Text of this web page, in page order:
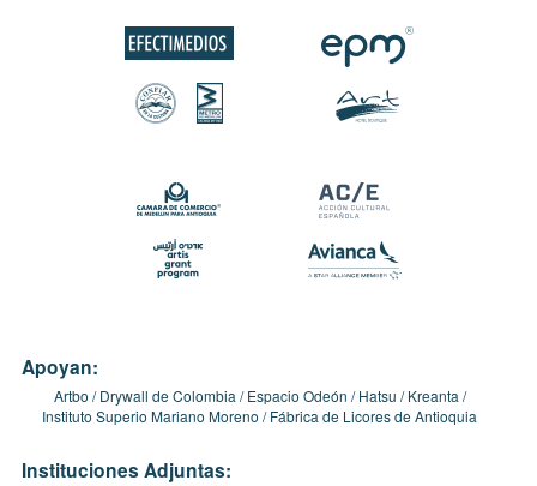
Apoyan:
Artbo Drywall de Colombia Espacio Odeón Hatsu
Kreanta
Instituto Superio Mariano Moreno
Fábrica de Licores de Antioquia
Instituciones Adjuntas: